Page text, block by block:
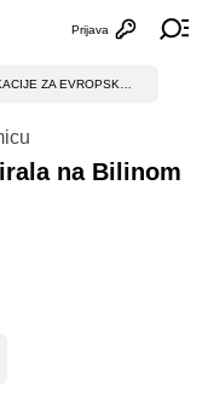
Otvori
Prijava
na Bilinom